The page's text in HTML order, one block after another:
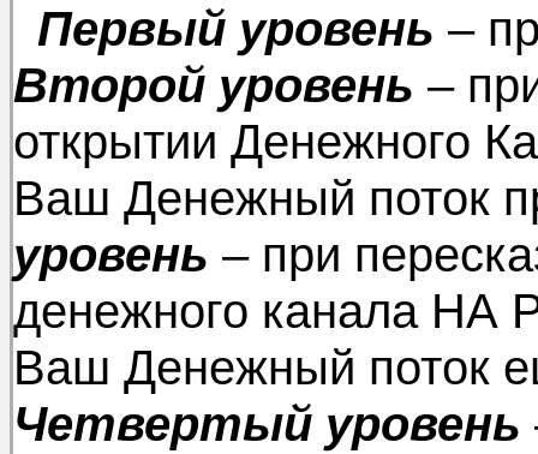
Первый уровень –
Второй уровень –
открытии Денежного
Ваш Денежный поток
уровень – при
денежного канала
Ваш Денежный поток
Четвертый уровень